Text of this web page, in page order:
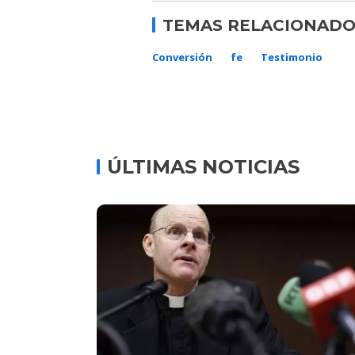
TEMAS
Conversión fe Testimonio
ÚLTIMAS NOTICIAS